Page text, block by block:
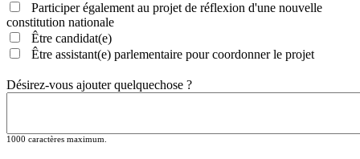
Participer également au projet de réflexion d'une nouvelle
constitution nationale
Être candidat(e)
Être assistant(e) parlementaire pour coordonner le projet
Désirez-vous ajouter quelquechose ?
1000 caractères maximum.